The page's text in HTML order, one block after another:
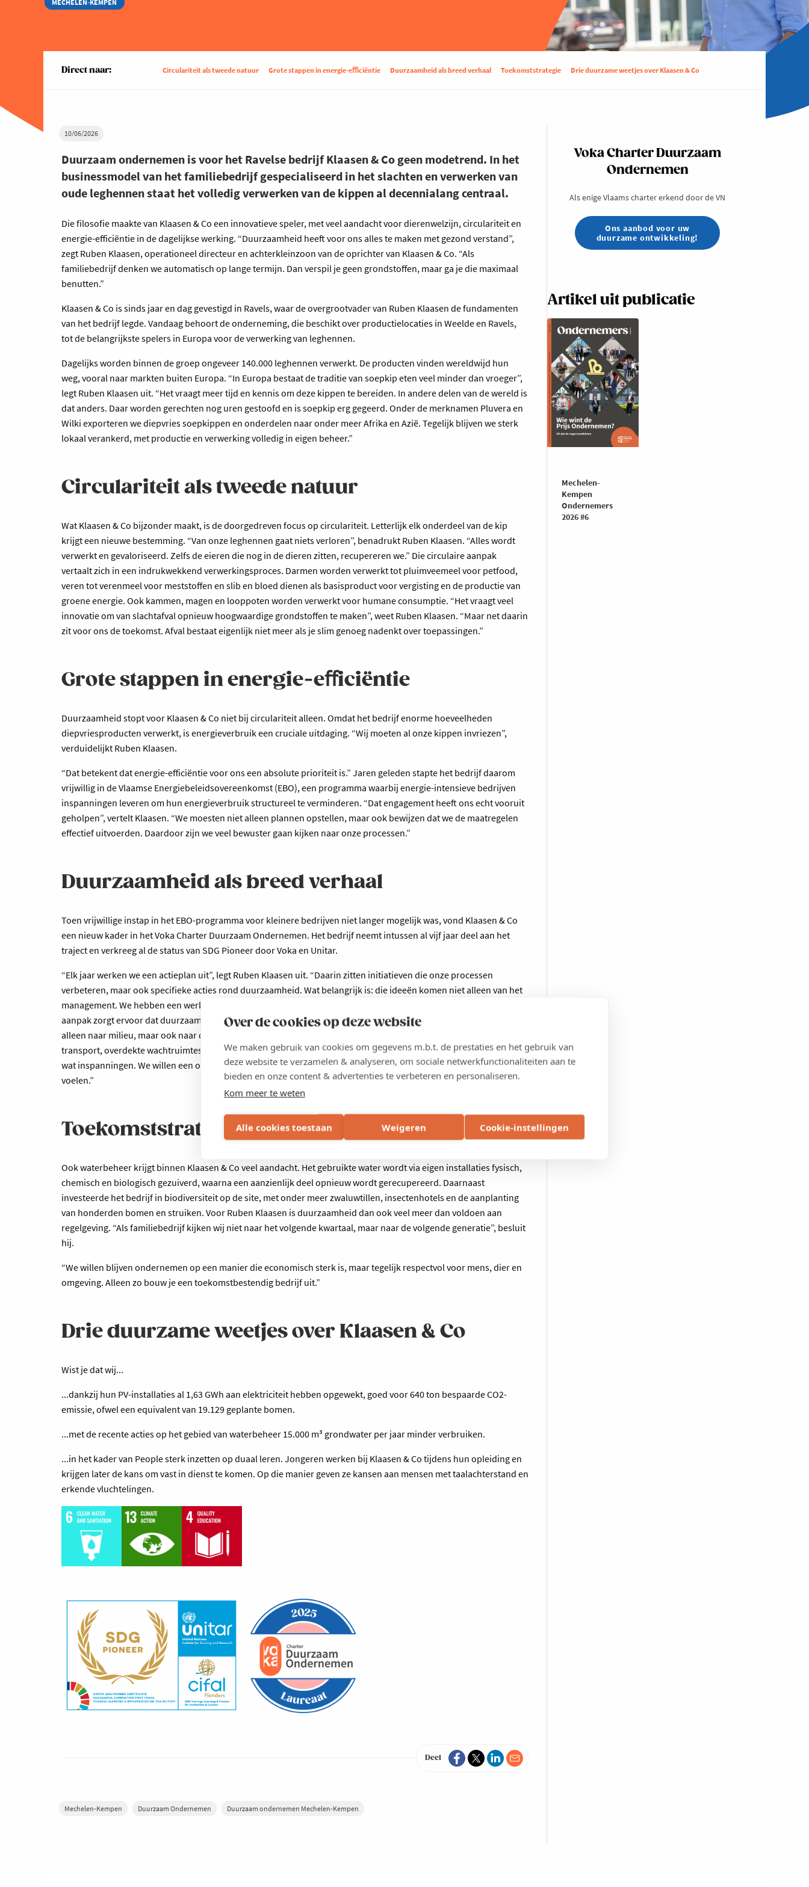
Over de cookies op deze website
We maken gebruik van cookies om gegevens m.b.t. de prestaties en het gebruik van
deze website te verzamelen & analyseren, om sociale netwerkfunctionaliteiten aan te
bieden en onze content & advertenties te verbeteren en personaliseren.
Kom meer te weten
Alle cookies toestaan Weigeren Cookie-instellingen
MECHELEN-KEMPEN
Direct naar: Circulariteit als tweede natuur Grote stappen in energie-eﬀiciëntie Duurzaamheid als breed verhaal Toekomststrategie Drie duurzame weetjes over Klaasen & Co
10/06/2026
Duurzaam ondernemen is voor het Ravelse bedrijf Klaasen & Co geen modetrend. In het
businessmodel van het familiebedrijf gespecialiseerd in het slachten en verwerken van
oude leghennen staat het volledig verwerken van de kippen al decennialang centraal.
Die filosofie maakte van Klaasen & Co een innovatieve speler, met veel aandacht voor dierenwelzijn, circulariteit en
energie-efficiëntie in de dagelijkse werking. “Duurzaamheid heeft voor ons alles te maken met gezond verstand”,
zegt Ruben Klaasen, operationeel directeur en achterkleinzoon van de oprichter van Klaasen & Co. “Als
familiebedrijf denken we automatisch op lange termijn. Dan verspil je geen grondstoffen, maar ga je die maximaal
benutten.”
Klaasen & Co is sinds jaar en dag gevestigd in Ravels, waar de overgrootvader van Ruben Klaasen de fundamenten
van het bedrijf legde. Vandaag behoort de onderneming, die beschikt over productielocaties in Weelde en Ravels,
tot de belangrijkste spelers in Europa voor de verwerking van leghennen.
Dagelijks worden binnen de groep ongeveer 140.000 leghennen verwerkt. De producten vinden wereldwijd hun
weg, vooral naar markten buiten Europa. “In Europa bestaat de traditie van soepkip eten veel minder dan vroeger”,
legt Ruben Klaasen uit. “Het vraagt meer tijd en kennis om deze kippen te bereiden. In andere delen van de wereld is
dat anders. Daar worden gerechten nog uren gestoofd en is soepkip erg gegeerd. Onder de merknamen Pluvera en
Wilki exporteren we diepvries soepkippen en onderdelen naar onder meer Afrika en Azië. Tegelijk blijven we sterk
lokaal verankerd, met productie en verwerking volledig in eigen beheer.”
Circulariteit als tweede natuur
Wat Klaasen & Co bijzonder maakt, is de doorgedreven focus op circulariteit. Letterlijk elk onderdeel van de kip
krijgt een nieuwe bestemming. “Van onze leghennen gaat niets verloren”, benadrukt Ruben Klaasen. “Alles wordt
verwerkt en gevaloriseerd. Zelfs de eieren die nog in de dieren zitten, recupereren we.” Die circulaire aanpak
vertaalt zich in een indrukwekkend verwerkingsproces. Darmen worden verwerkt tot pluimveemeel voor petfood,
veren tot verenmeel voor meststoffen en slib en bloed dienen als basisproduct voor vergisting en de productie van
groene energie. Ook kammen, magen en looppoten worden verwerkt voor humane consumptie. “Het vraagt veel
innovatie om van slachtafval opnieuw hoogwaardige grondstoffen te maken”, weet Ruben Klaasen. “Maar net daarin
zit voor ons de toekomst. Afval bestaat eigenlijk niet meer als je slim genoeg nadenkt over toepassingen.”
Grote stappen in energie-eﬀiciëntie
Duurzaamheid stopt voor Klaasen & Co niet bij circulariteit alleen. Omdat het bedrijf enorme hoeveelheden
diepvriesproducten verwerkt, is energieverbruik een cruciale uitdaging. “Wij moeten al onze kippen invriezen”,
verduidelijkt Ruben Klaasen.
“Dat betekent dat energie-efficiëntie voor ons een absolute prioriteit is.” Jaren geleden stapte het bedrijf daarom
vrijwillig in de Vlaamse Energiebeleidsovereenkomst (EBO), een programma waarbij energie-intensieve bedrijven
inspanningen leveren om hun energieverbruik structureel te verminderen. “Dat engagement heeft ons echt vooruit
geholpen”, vertelt Klaasen. “We moesten niet alleen plannen opstellen, maar ook bewijzen dat we de maatregelen
effectief uitvoerden. Daardoor zijn we veel bewuster gaan kijken naar onze processen.”
Duurzaamheid als breed verhaal
Toen vrijwillige instap in het EBO-programma voor kleinere bedrijven niet langer mogelijk was, vond Klaasen & Co
een nieuw kader in het Voka Charter Duurzaam Ondernemen. Het bedrijf neemt intussen al vijf jaar deel aan het
traject en verkreeg al de status van SDG Pioneer door Voka en Unitar.
“Elk jaar werken we een actieplan uit”, legt Ruben Klaasen uit. “Daarin zitten initiatieven die onze processen
verbeteren, maar ook specifieke acties rond duurzaamheid. Wat belangrijk is: die ideeën komen niet alleen van het
management. We hebben een werkgroep met mensen uit alle afdelingen die de actiepunten mee uitwerkt. Die
aanpak zorgt ervoor dat duurzaamheid breed gedragen wordt binnen de onderneming. Daarbij kijken we niet
alleen naar milieu, maar ook naar dierenwelzijn en mensen. Zo investeren we onder meer in extra verkoeling na het
transport, overdekte wachtruimtes voor dieren en diervriendelijke slachtprocessen. Ook op HR-vlak leveren we heel
wat inspanningen. We willen een omgeving creëren waar medewerkers kansen krijgen om te groeien en zich goed
voelen.”
Toekomststrategie
Ook waterbeheer krijgt binnen Klaasen & Co veel aandacht. Het gebruikte water wordt via eigen installaties fysisch,
chemisch en biologisch gezuiverd, waarna een aanzienlijk deel opnieuw wordt gerecupereerd. Daarnaast
investeerde het bedrijf in biodiversiteit op de site, met onder meer zwaluwtillen, insectenhotels en de aanplanting
van honderden bomen en struiken. Voor Ruben Klaasen is duurzaamheid dan ook veel meer dan voldoen aan
regelgeving. “Als familiebedrijf kijken wij niet naar het volgende kwartaal, maar naar de volgende generatie”, besluit
hij.
“We willen blijven ondernemen op een manier die economisch sterk is, maar tegelijk respectvol voor mens, dier en
omgeving. Alleen zo bouw je een toekomstbestendig bedrijf uit.”
Drie duurzame weetjes over Klaasen & Co
Wist je dat wij...
...dankzij hun PV-installaties al 1,63 GWh aan elektriciteit hebben opgewekt, goed voor 640 ton bespaarde CO2-
emissie, ofwel een equivalent van 19.129 geplante bomen.
...met de recente acties op het gebied van waterbeheer 15.000 m³ grondwater per jaar minder verbruiken.
...in het kader van People sterk inzetten op duaal leren. Jongeren werken bij Klaasen & Co tijdens hun opleiding en
krijgen later de kans om vast in dienst te komen. Op die manier geven ze kansen aan mensen met taalachterstand en
erkende vluchtelingen.
Deel
Mechelen-Kempen Duurzaam Ondernemen Duurzaam ondernemen Mechelen-Kempen
Voka Charter Duurzaam
Ondernemen
Als enige Vlaams charter erkend door de VN
Ons aanbod voor uw
duurzame ontwikkeling!
Artikel uit publicatie
Mechelen-
Kempen
Ondernemers
2026 #6